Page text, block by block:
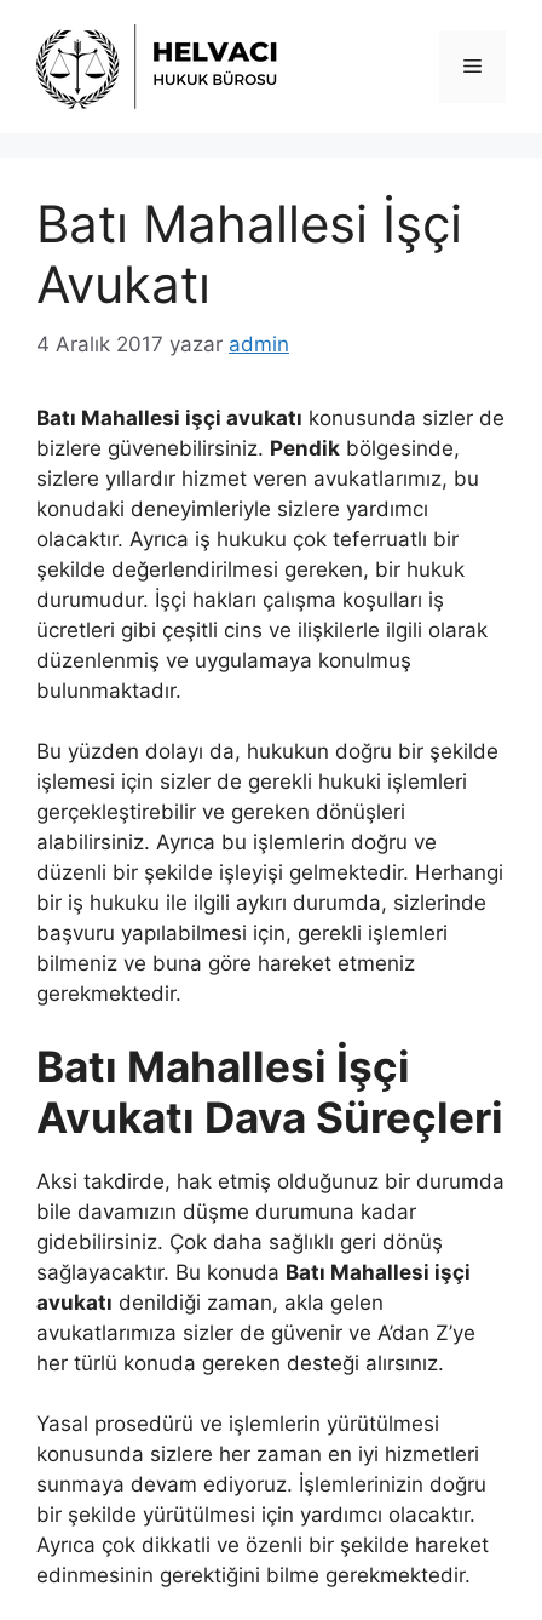
Menü
Batı Mahallesi İşçi
Avukatı
4 Aralık 2017 yazar admin
Batı Mahallesi işçi avukatı konusunda sizler de
bizlere güvenebilirsiniz. Pendik bölgesinde,
sizlere yıllardır hizmet veren avukatlarımız, bu
konudaki deneyimleriyle sizlere yardımcı
olacaktır. Ayrıca iş hukuku çok teferruatlı bir
şekilde değerlendirilmesi gereken, bir hukuk
durumudur. İşçi hakları çalışma koşulları iş
ücretleri gibi çeşitli cins ve ilişkilerle ilgili olarak
düzenlenmiş ve uygulamaya konulmuş
bulunmaktadır.
Bu yüzden dolayı da, hukukun doğru bir şekilde
işlemesi için sizler de gerekli hukuki işlemleri
gerçekleştirebilir ve gereken dönüşleri
alabilirsiniz. Ayrıca bu işlemlerin doğru ve
düzenli bir şekilde işleyişi gelmektedir. Herhangi
bir iş hukuku ile ilgili aykırı durumda, sizlerinde
başvuru yapılabilmesi için, gerekli işlemleri
bilmeniz ve buna göre hareket etmeniz
gerekmektedir.
Batı Mahallesi İşçi
Avukatı Dava Süreçleri
Aksi takdirde, hak etmiş olduğunuz bir durumda
bile davamızın düşme durumuna kadar
gidebilirsiniz. Çok daha sağlıklı geri dönüş
sağlayacaktır. Bu konuda Batı Mahallesi işçi
avukatı denildiği zaman, akla gelen
avukatlarımıza sizler de güvenir ve A’dan Z’ye
her türlü konuda gereken desteği alırsınız.
Yasal prosedürü ve işlemlerin yürütülmesi
konusunda sizlere her zaman en iyi hizmetleri
sunmaya devam ediyoruz. İşlemlerinizin doğru
bir şekilde yürütülmesi için yardımcı olacaktır.
Ayrıca çok dikkatli ve özenli bir şekilde hareket
edinmesinin gerektiğini bilme gerekmektedir.